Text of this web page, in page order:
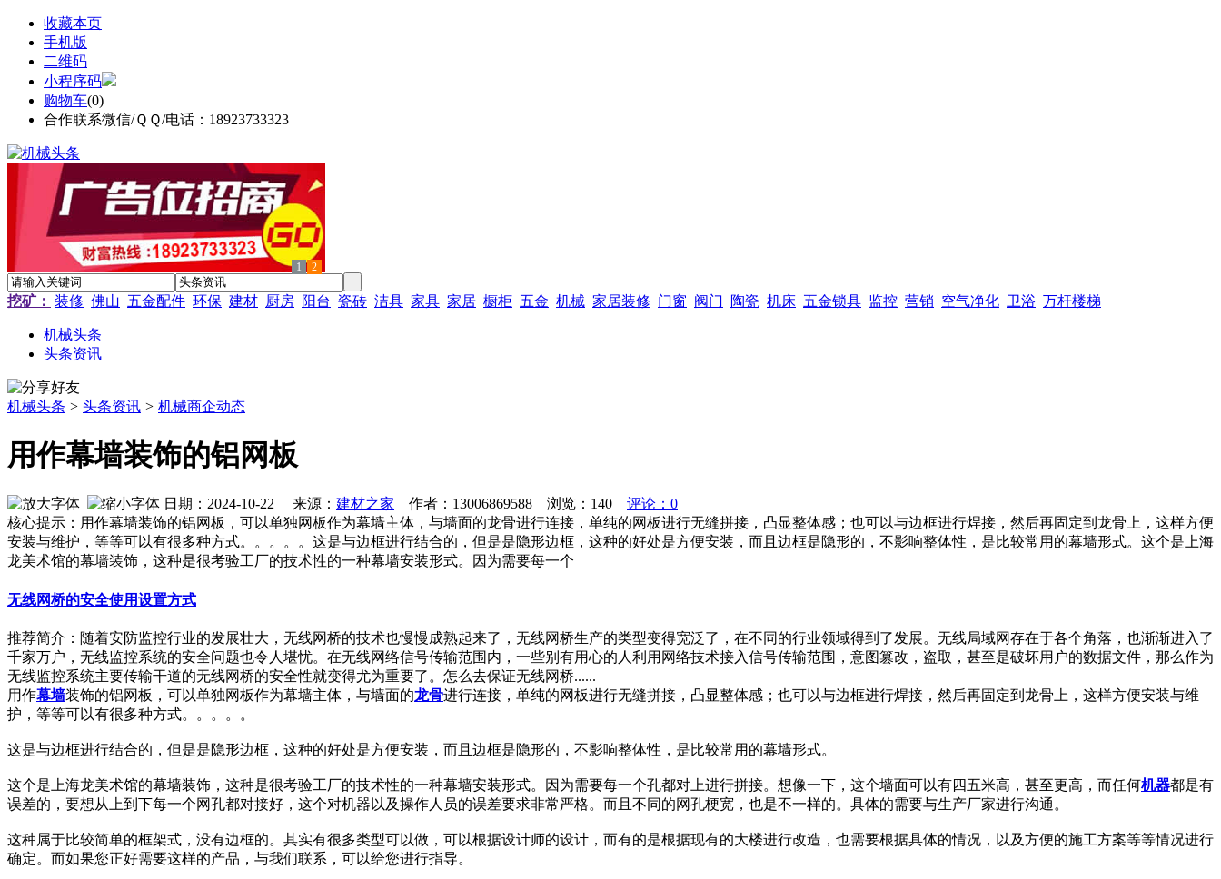
收藏本页
手机版
二维码
小程序码
购物车(0)
合作联系微信/ＱＱ/电话：18923733323
1 2
挖矿： 装修 佛山 五金配件 环保 建材 厨房 阳台 瓷砖 洁具 家具 家居 橱柜 五金 机械 家居装修 门窗 阀门 陶瓷 机床 五金锁具 监控 营销 空气净化 卫浴 万杆楼梯
机械头条
头条资讯
机械头条 > 头条资讯 > 机械商企动态
用作幕墙装饰的铝网板
日期：2024-10-22 来源： 建材之家 作者：13006869588 浏览： 140
评论：0
核心提示：用作幕墙装饰的铝网板，可以单独网板作为幕墙主体，与墙面的龙骨进行连接，单纯的网板进行无缝拼接，凸显整体感；也可以与边框进行焊接，然后再固定到龙骨上，这样方便
安装与维护，等等可以有很多种方式。。。。。这是与边框进行结合的，但是是隐形边框，这种的好处是方便安装，而且边框是隐形的，不影响整体性，是比较常用的幕墙形式。这个是上海
龙美术馆的幕墙装饰，这种是很考验工厂的技术性的一种幕墙安装形式。因为需要每一个
无线网桥的安全使用设置方式
推荐简介：随着安防监控行业的发展壮大，无线网桥的技术也慢慢成熟起来了，无线网桥生产的类型变得宽泛了，在不同的行业领域得到了发展。无线局域网存在于各个角落，也渐渐进入了
千家万户，无线监控系统的安全问题也令人堪忧。在无线网络信号传输范围内，一些别有用心的人利用网络技术接入信号传输范围，意图篡改，盗取，甚至是破坏用户的数据文件，那么作为
无线监控系统主要传输干道的无线网桥的安全性就变得尤为重要了。怎么去保证无线网桥......
用作幕墙装饰的铝网板，可以单独网板作为幕墙主体，与墙面的龙骨进行连接，单纯的网板进行无缝拼接，凸显整体感；也可以与边框进行焊接，然后再固定到龙骨上，这样方便安装与维
护，等等可以有很多种方式。。。。。
这是与边框进行结合的，但是是隐形边框，这种的好处是方便安装，而且边框是隐形的，不影响整体性，是比较常用的幕墙形式。
这个是上海龙美术馆的幕墙装饰，这种是很考验工厂的技术性的一种幕墙安装形式。因为需要每一个孔都对上进行拼接。想像一下，这个墙面可以有四五米高，甚至更高，而任何机器都是有
误差的，要想从上到下每一个网孔都对接好，这个对机器以及操作人员的误差要求非常严格。而且不同的网孔梗宽，也是不一样的。具体的需要与生产厂家进行沟通。
这种属于比较简单的框架式，没有边框的。其实有很多类型可以做，可以根据设计师的设计，而有的是根据现有的大楼进行改造，也需要根据具体的情况，以及方便的施工方案等等情况进行
确定。而如果您正好需要这样的产品，与我们联系，可以给您进行指导。